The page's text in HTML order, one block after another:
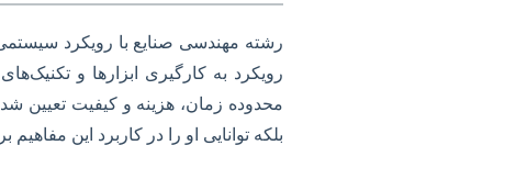
رشته مهندسی صنایع با رویکرد
رویکرد به کارگیری ابزارها و
محدوده زمان، هزینه و کیفیت تعیین
بلکه توانایی او را در کاربرد این